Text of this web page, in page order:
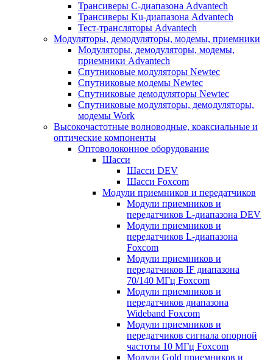
Трансиверы С-диапазона Advantech
Трансиверы Ku-диапазона Advantech
Тест-трансляторы Advantech
Модуляторы, демодуляторы, модемы, приемники
Модуляторы, демодуляторы, модемы,
приемники Advantech
Спутниковые модуляторы Newtec
Спутниковые модемы Newtec
Спутниковые демодуляторы Newtec
Спутниковые модуляторы, демодуляторы,
модемы Work
Высокочастотные волноводные, коаксиальные и
оптические компоненты
Оптоволоконное оборудование
Шасси
Шасси DEV
Шасси Foxcom
Модули приемников и передатчиков
Модули приемников и
передатчиков L-диапазона DEV
Модули приемников и
передатчиков L-диапазона
Foxcom
Модули приемников и
передатчиков IF диапазона
70/140 МГц Foxcom
Модули приемников и
передатчиков диапазона
Wideband Foxcom
Модули приемников и
передатчиков сигнала опорной
частоты 10 МГц Foxcom
Модули Gold приемников и